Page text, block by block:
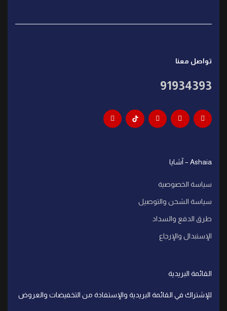
تواصل معنا
91934393
Ashaia – آشايا
سياسة الخصوصية
سياسة الشحن والتوصيل
طرق الدفع والسداد
الإستبدال والإرجاع
القائمة البريدية
للإشتراك في القائمة البريدية والإستفادة من التخفيضات والعروض